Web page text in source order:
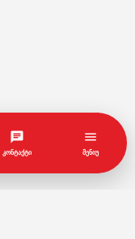
ᲙᲝᲜᲢᲐᲥᲢᲘ ᲛᲔᲜᲘᲣ